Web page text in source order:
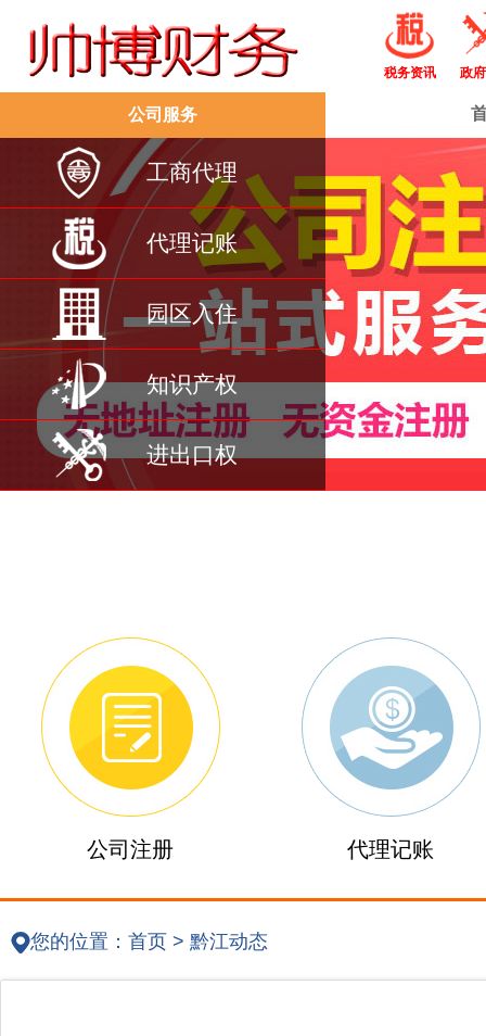
税务资讯 政
公司服务
工商代理
代理记账
园区入住
知识产权
进出口权
公司注册 代理记账
您的位置： 首页 > 黔江动态